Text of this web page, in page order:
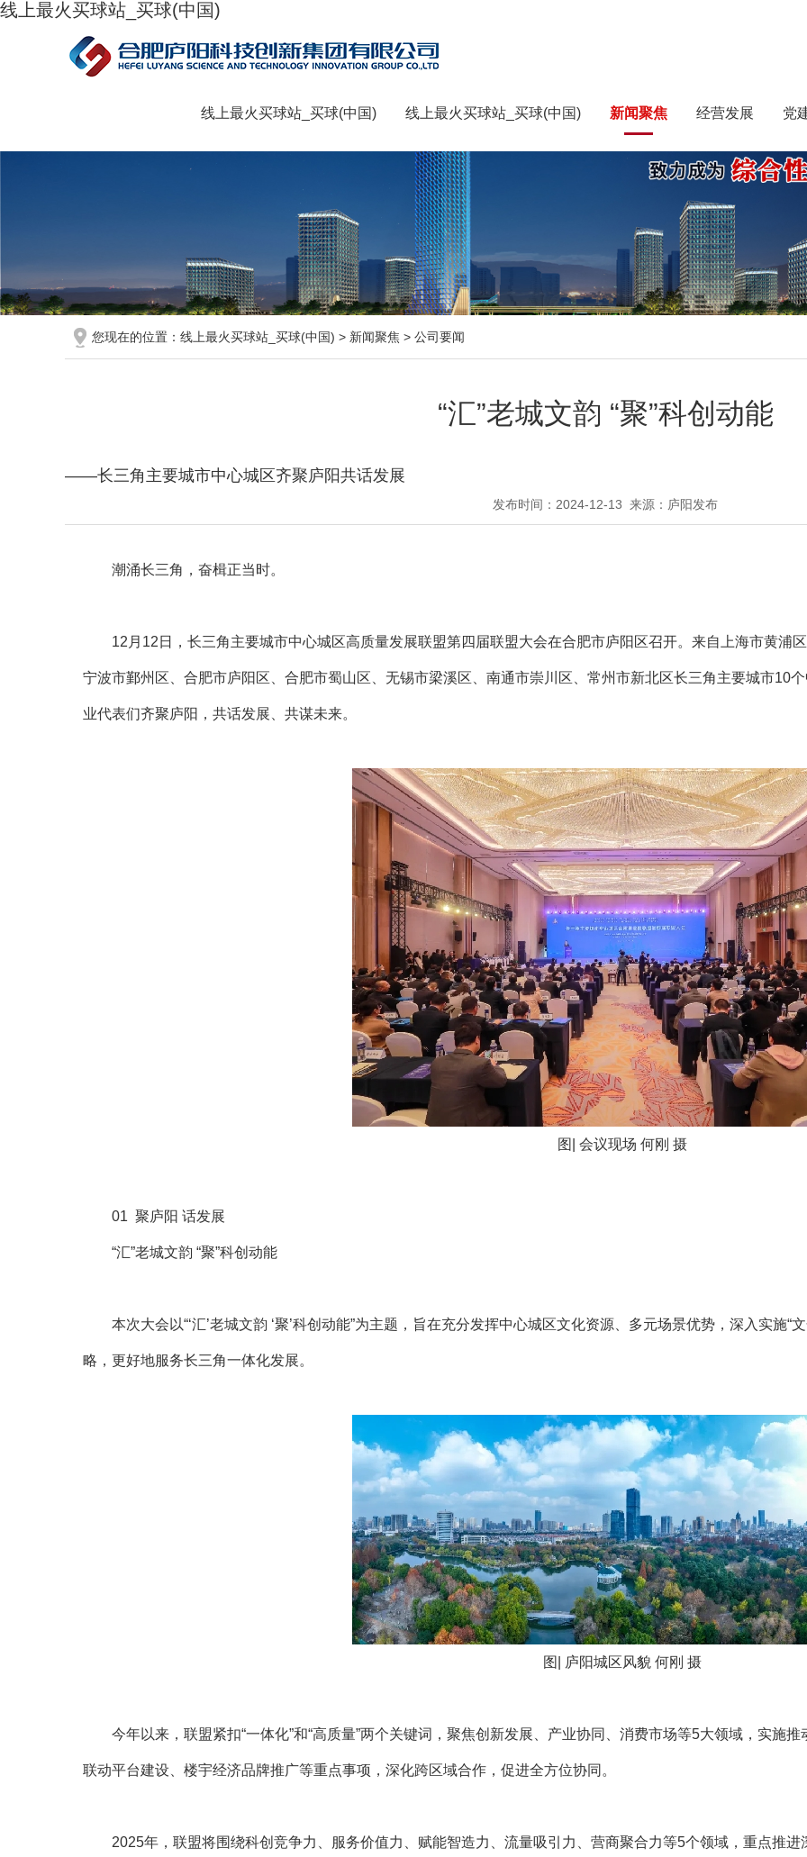
线上最火买球站_买球(中国)
线上最火买球站_买球(中国) 线上最火买球站_买球(中国) 新闻聚焦 经营发展 党
您现在的位置： 线上最火买球站_买球(中国) > 新闻聚焦 > 公司要闻
“汇”老城文韵 “聚”科创动能
——长三角主要城市中心城区齐聚庐阳共话发展
发布时间：2024-12-13 来源：庐阳发布
潮涌长三角，奋楫正当时。
12月12日，长三角主要城市中心城区高质量发展联盟第四届联盟大会在合肥市庐阳区召开。来自上海市黄浦
宁波市鄞州区、合肥市庐阳区、合肥市蜀山区、无锡市梁溪区、南通市崇川区、常州市新北区长三角主要城市10
业代表们齐聚庐阳，共话发展、共谋未来。
图| 会议现场 何刚 摄
01 聚庐阳 话发展
“汇”老城文韵 “聚”科创动能
本次大会以“‘汇’老城文韵 ‘聚’科创动能”为主题，旨在充分发挥中心城区文化资源、多元场景优势，深入实施“
略，更好地服务长三角一体化发展。
图| 庐阳城区风貌 何刚 摄
今年以来，联盟紧扣“一体化”和“高质量”两个关键词，聚焦创新发展、产业协同、消费市场等5大领域，实施
联动平台建设、楼宇经济品牌推广等重点事项，深化跨区域合作，促进全方位协同。
2025年，联盟将围绕科创竞争力、服务价值力、赋能智造力、流量吸引力、营商聚合力等5个领域，重点推